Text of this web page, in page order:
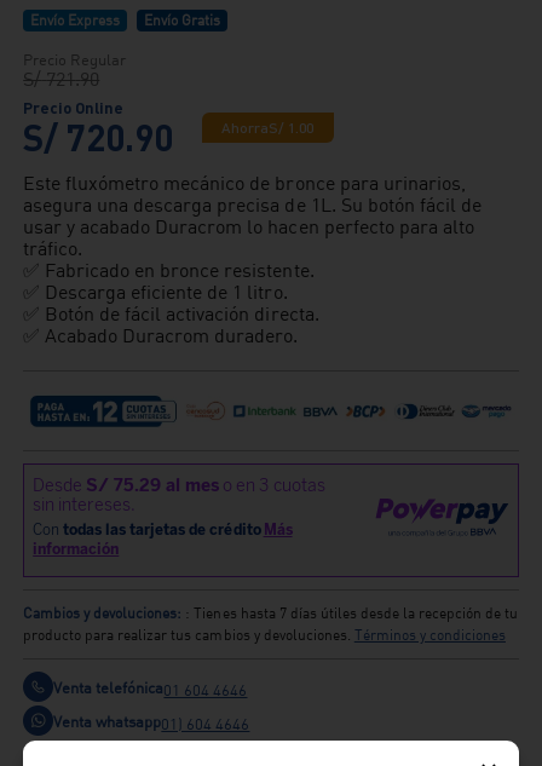
Envío Express Envío Gratis
S/ 721.90
S/ 720.90 AhorraS/ 1 .00
Este fluxómetro mecánico de bronce para urinarios,
asegura una descarga precisa de 1L. Su botón fácil de
usar y acabado Duracrom lo hacen perfecto para alto
tráfico.
✅ Fabricado en bronce resistente.
✅ Descarga eficiente de 1 litro.
✅ Botón de fácil activación directa.
✅ Acabado Duracrom duradero.
Cambios y devoluciones: : Tienes hasta 7 días útiles desde la recepción de tu
producto para realizar tus cambios y devoluciones. Términos y condiciones
Venta telefónica01 604 4646
Venta whatsapp01) 604 4646